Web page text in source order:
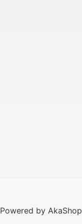
Powered by AkaShop